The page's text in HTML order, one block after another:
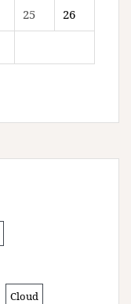
25 26
Cloud